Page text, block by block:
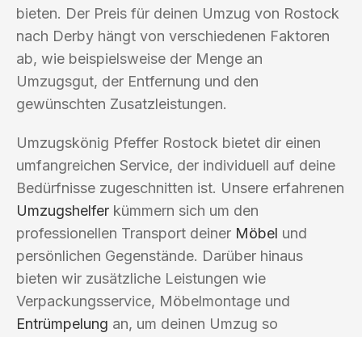
bieten. Der Preis für deinen Umzug von Rostock
nach Derby hängt von verschiedenen Faktoren
ab, wie beispielsweise der Menge an
Umzugsgut, der Entfernung und den
gewünschten Zusatzleistungen.
Umzugskönig Pfeffer Rostock bietet dir einen
umfangreichen Service, der individuell auf deine
Bedürfnisse zugeschnitten ist. Unsere erfahrenen
Umzugshelfer kümmern sich um den
professionellen Transport deiner Möbel und
persönlichen Gegenstände. Darüber hinaus
bieten wir zusätzliche Leistungen wie
Verpackungsservice, Möbelmontage und
Entrümpelung an, um deinen Umzug so